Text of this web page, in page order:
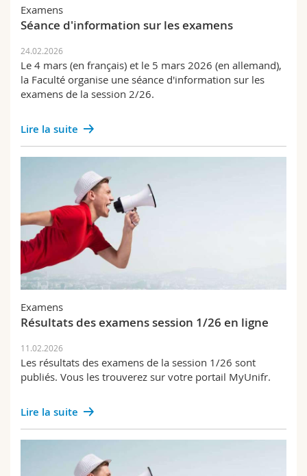
Examens
Séance d'information sur les examens
24.02.2026
Le 4 mars (en français) et le 5 mars 2026 (en allemand),
la Faculté organise une séance d'information sur les
examens de la session 2/26.
Lire la suite
Examens
Résultats des examens session 1/26 en ligne
11.02.2026
Les résultats des examens de la session 1/26 sont
publiés. Vous les trouverez sur votre portail MyUnifr.
Lire la suite